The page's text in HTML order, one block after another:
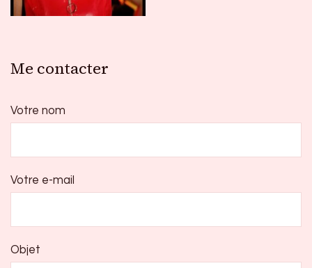
Me contacter
Votre nom
Votre e-mail
Objet